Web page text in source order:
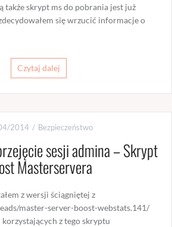
także skrypt ms do pobrania jest już
się wrzucić informacje o
Czytaj dalej
2014 Bezpieczeństwo
sesji admina – Skrypt
Masterservera
z wersji ściągniętej z
master-server-boost-webstats.141/
z tego skryptu